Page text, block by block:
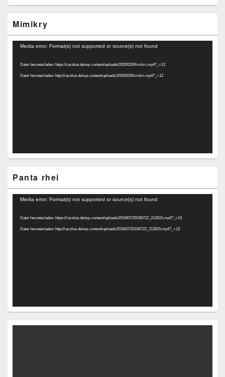
Mimikry
Video-
Media error: Format(s) not supported or source(s) not found
Datei herunterladen: https://racskai.de/wp-content/uploads/2020/02/Mimikri.mp4?_=12
Datei herunterladen: http://racskai.de/wp-content/uploads/2020/02/Mimikri.mp4?_=12
Panta rhei
Video-
Media error: Format(s) not supported or source(s) not found
Datei herunterladen: https://racskai.de/wp-content/uploads/2019/07/20190722_212815.mp4?_=13
Datei herunterladen: http://racskai.de/wp-content/uploads/2019/07/20190722_212815.mp4?_=13